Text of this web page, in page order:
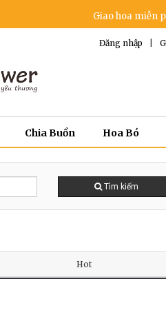
Giao hoa miễn phí
Đăng nhập
Chia Buồn Hoa Bó
Tìm kiếm
Hot